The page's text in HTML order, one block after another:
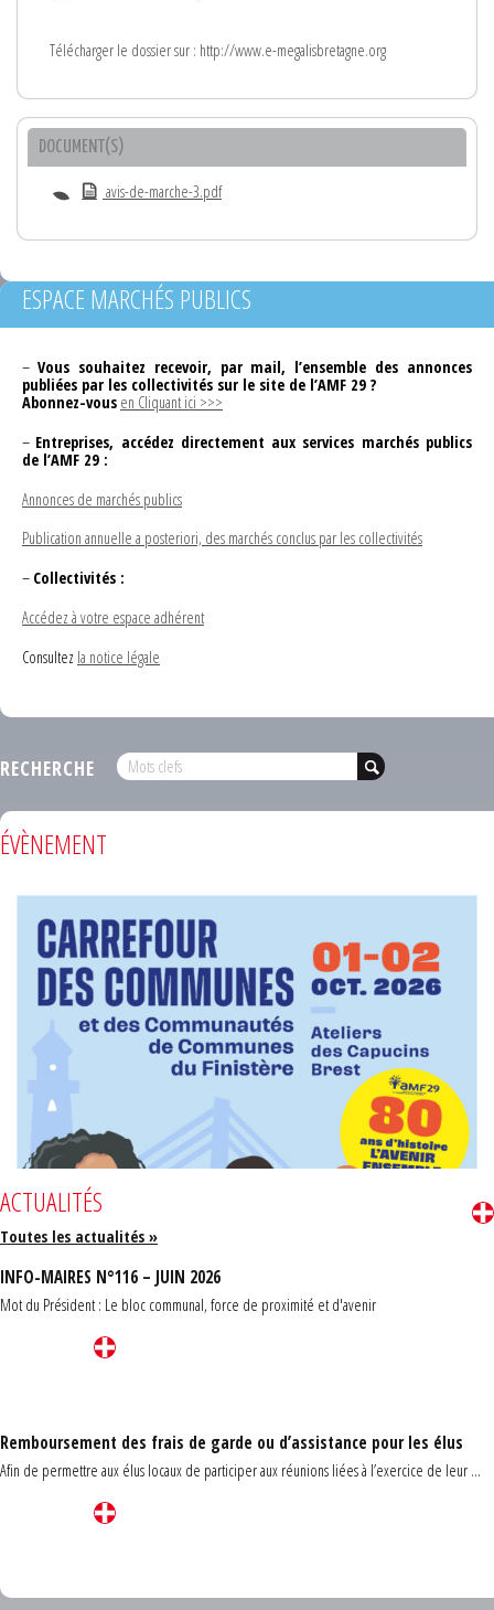
Télécharger le dossier sur : http://www.e-megalisbretagne.org
DOCUMENT(S)
avis-de-marche-3.pdf
ESPACE MARCHÉS PUBLICS
– Vous souhaitez recevoir, par mail, l’ensemble des annonces
publiées par les collectivités sur le site de l’AMF 29 ?
Abonnez-vous en Cliquant ici >>>
– Entreprises, accédez directement aux services marchés publics
de l’AMF 29 :
Annonces de marchés publics
Publication annuelle a posteriori, des marchés conclus par les collectivités
– Collectivités :
Accédez à votre espace adhérent
Consultez la notice légale
RECHERCHE
ÉVÈNEMENT
ACTUALITÉS
Toutes les actualités »
INFO-MAIRES N°116 – JUIN 2026
Mot du Président : Le bloc communal, force de proximité et d'avenir
Remboursement des frais de garde ou d’assistance pour les élus
Afin de permettre aux élus locaux de participer aux réunions liées à l’exercice de leur ...